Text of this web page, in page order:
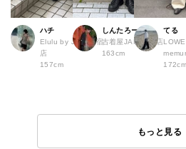
ハチ
Elulu by JAM 原宿
店
157cm
しんたろー
古着屋JAM 仙台店
163cm
てる
172cm
もっと見る